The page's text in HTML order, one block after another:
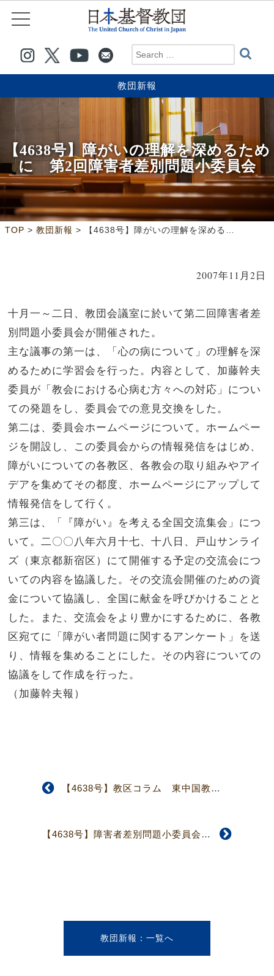
教団新報
【4638号】障がいの理解を深めるため
に 第2回障害者差別問題小委員会
TOP > 教団新報 > 【4638号】障がいの理解を深めるために 第2回障害者差別問題小委員会
2007年11月2日
十月一～二日、教団会議室に於いて第二回障害者差
別問題小委員会が開催された。
主な議事の第一は、「心の病について」の理解を深
めるために学習会を行った。内容として、加藤幹夫
委員が「教会における心病む方々への対応」につい
ての発題をし、委員会での意見交換をした。
第二は、委員会ホームページについて。ホームペー
ジを開設し、この委員会からの情報発信をはじめ、
障がいについての各教区、各教会の取り組みやアイ
デアを集めてその都度、ホームページにアップして
情報発信をして行く。
第三は、「『障がい』を考える全国交流集会」につ
いて。二〇〇八年六月十七、十八日、戸山サンライ
ズ（東京都新宿区）にて開催する予定の交流会につ
いての内容を協議した。その交流会開催のための資
金について協議し、全国に献金を呼びかけることと
した。また、交流会をより豊かにするために、各教
区宛てに「障がい者問題に関するアンケート」を送
り、情報を集めることにした。その内容についての
協議をして作成を行った。
（加藤幹夫報）
【4638号】教区コラム 東中国教区
【4638号】障害者差別問題小委員会からお知らせとお願い
教団新報